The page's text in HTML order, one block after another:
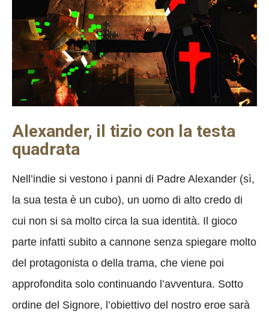
Alexander, il tizio con la testa
quadrata
Nell’indie si vestono i panni di Padre Alexander (sì,
la sua testa è un cubo), un uomo di alto credo di
cui non si sa molto circa la sua identità. Il gioco
parte infatti subito a cannone senza spiegare molto
del protagonista o della trama, che viene poi
approfondita solo continuando l’avventura. Sotto
ordine del Signore, l’obiettivo del nostro eroe sarà